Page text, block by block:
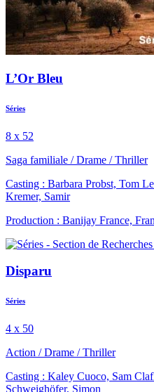
L’Or Bleu
Séries
8 x 52
Saga familiale /Drame /Thriller
Casting : Barbara Probst, Tom
Kremer, Samir
Production : Banijay France,
Disparu
Séries
4 x 50
Action /Drame /Thriller
Casting : Kaley Cuoco, Sam
Schweighöfer, Simon